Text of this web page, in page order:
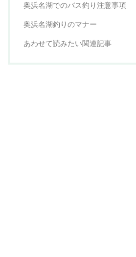
奥浜名湖でのバス釣り注意事項
奥浜名湖釣りのマナー
あわせて読みたい関連記事